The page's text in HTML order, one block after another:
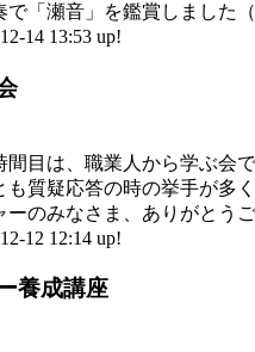
「瀬音」を鑑賞しました
14 13:53 up!
目は、職業人から学ぶ会
質疑応答の時の挙手が多
のみなさま、ありがとうご
12 12:14 up!
養成講座